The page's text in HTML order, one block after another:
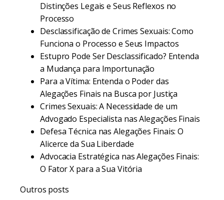
Distinções Legais e Seus Reflexos no
Processo
Desclassificação de Crimes Sexuais: Como
Funciona o Processo e Seus Impactos
Estupro Pode Ser Desclassificado? Entenda
a Mudança para Importunação
Para a Vítima: Entenda o Poder das
Alegações Finais na Busca por Justiça
Crimes Sexuais: A Necessidade de um
Advogado Especialista nas Alegações Finais
Defesa Técnica nas Alegações Finais: O
Alicerce da Sua Liberdade
Advocacia Estratégica nas Alegações Finais:
O Fator X para a Sua Vitória
Outros posts